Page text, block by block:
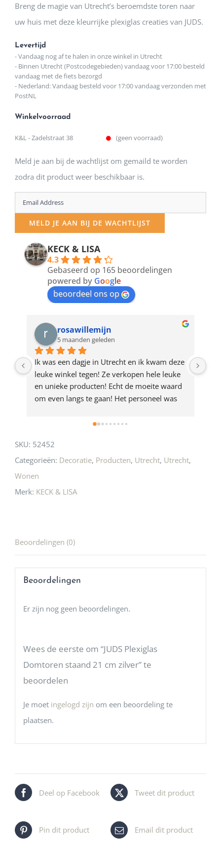
Breng de magie van Utrecht’s beroemdste toren naar
uw huis met deze kleurrijke plexiglas creaties van JUDS.
Levertijd
- Vandaag nog af te halen in onze winkel in Utrecht
- Binnen Utrecht (Postcodegebieden) vandaag voor 17:00 besteld
vandaag met de fiets bezorgd
- Nederland: Vandaag besteld voor 17:00 vandaag verzonden met
PostNL
Winkelvoorraad
K&L - Zadelstraat 38 (geen voorraad)
Meld je aan bij de wachtlijst om gemaild te worden
zodra dit product weer beschikbaar is.
Enter
your
email
address
product
MELD JE AAN BIJ DE WACHTLIJST
KECK & LISA
4.3
Gebaseerd op 165 beoordelingen
powered by Google
beoordeel ons op
rosawillemijn
5 maanden geleden
Ik was een dagje in Utrecht en ik kwam deze
leuke winkel tegen! Ze verkopen hele leuke
en unieke producten! Echt de moeite waard
om even langs te gaan! Het personeel was
SKU: 52452
Categorieën: Decoratie, Producten, Utrecht, Utrecht,
Wonen
Merk: KECK & LISA
Beoordelingen (0)
Beoordelingen
Er zijn nog geen beoordelingen.
Wees de eerste om “JUDS Plexiglas
Domtoren staand 21 cm zilver” te
beoordelen
Je moet ingelogd zijn om een beoordeling te
plaatsen.
Deel op Facebook Tweet dit product
Pin dit product Email dit product